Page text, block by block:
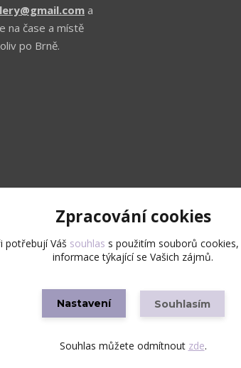
a
na čase a místě
po Brně.
Upravit sběr cookies.
Copyright © 2026 Všechna práva vyhrazena
Vytvořeno na
Zpracování cookies
potřebují Váš souhlas s použitím souborů
informace týkající se Vašich zájmů.
Nastavení Souhlasím
Souhlas můžete odmítnout zde.